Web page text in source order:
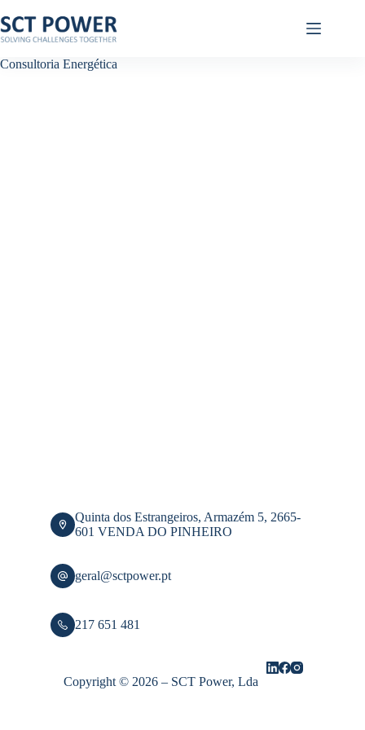
para
o
Consultoria Energética
Quinta dos Estrangeiros, Armazém 5, 2665-
601 VENDA DO PINHEIRO
geral@sctpower.pt
217 651 481
Copyright © 2026 – SCT Power, Lda